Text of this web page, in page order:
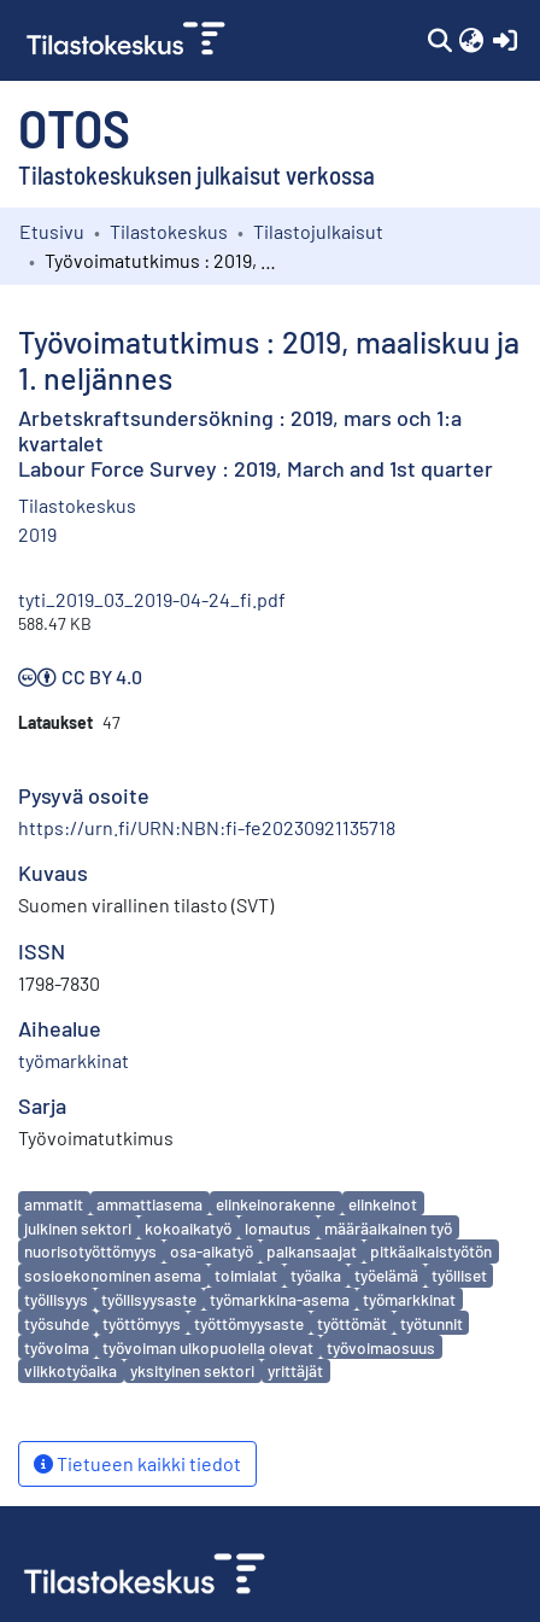
OTOS
Tilastokeskuksen julkaisut verkossa
Kokoelmat
Etusivu Tilastokeskus
Tilastojulkaisut
Työvoimatutkimus : 2019, maaliskuu ja
1. neljännes
Arbetskraftsundersökning : 2019, mars och 1:a
kvartalet
Labour Force Survey : 2019, March and 1st quarter
Tilastokeskus
2019
tyti_2019_03_2019-04-24_fi.pdf
588.47 KB
CC BY 4.0
Lataukset 47
Pysyvä osoite
https://urn.fi/URN:NBN:fi-fe20230921135718
Kuvaus
Suomen virallinen tilasto (SVT)
ISSN
1798-7830
Aihealue
työmarkkinat
Sarja
Työvoimatutkimus
Avainsanat
ammatit ammattiasema elinkeinorakenne
elinkeinot
julkinen sektori
kokoaikatyö lomautus
määräaikainen työ
nuorisotyöttömyys
osa-aikatyö palkansaajat
pitkäaikaistyötön
sosioekonominen asema
toimialat työaika työelämä
työlliset
työllisyys
työllisyysaste työmarkkina-asema
työmarkkinat
työsuhde
työttömyys työttömyysaste työttömät
työtunnit
työvoima
työvoiman ulkopuolella olevat
työvoimaosuus
viikkotyöaika
yksityinen sektori yrittäjät
Tietueen kaikki tiedot